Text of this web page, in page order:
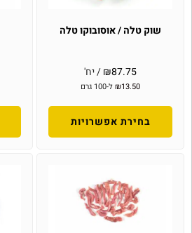
שוק טלה / אוסובוקו טלה
₪87.75 / יח'
₪13.50 ל-100 גרם
בחירת אפשרויות